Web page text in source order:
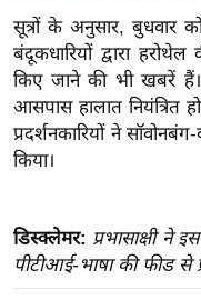
र
मि
सा
ल
बे
ल
श
सूत्रों के अनुसार, बुधवार
बंदूकधारियों द्वारा
किए जाने की भी खबरें
आसपास हालात नियंत्रित
प्रदर्शनकारियों ने
किया।
डिस्क्लेमर: प्रभासाक्षी ने
पीटीआई-भाषा की फीड से